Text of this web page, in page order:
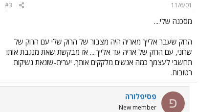
11/6/01
#3
מסכנה שלי....
הרוק שעבר אלייך מאריה היה מצבור של הרוק שלי עם הרוק של
שרוני, עם הרוק של אריה עד אלייך.... אז מבקשת שאת מנגבת אותו
תחשבי לעצמך כמה אנשים מלקקים אותך. יערית-שונאת נשיקות
רטובות.
פ פסיפלורה
New member